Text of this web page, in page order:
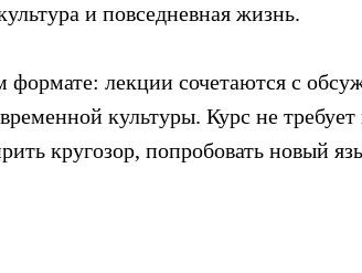
и повседневная жизнь.
формате: лекции сочетаются с
культуры. Курс не
кругозор, попробовать новый